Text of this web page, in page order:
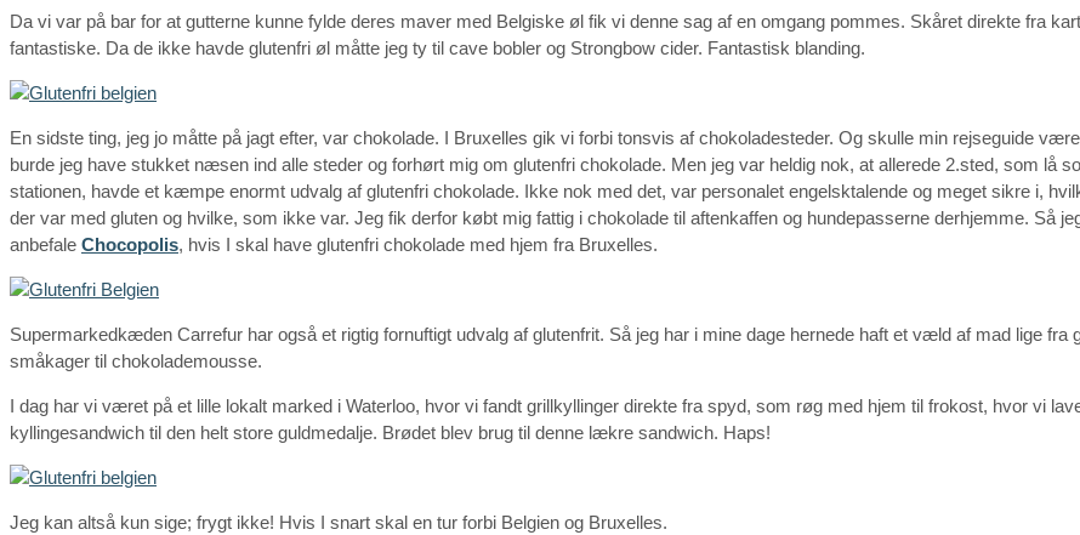
Da vi var på bar for at gutterne kunne fylde deres maver med Belgiske øl fik vi denne sag af en omgang pommes. Skåret direkte fra
fantastiske. Da de ikke havde glutenfri øl måtte jeg ty til cave bobler og Strongbow cider. Fantastisk blanding.
En sidste ting, jeg jo måtte på jagt efter, var chokolade. I Bruxelles gik vi forbi tonsvis af chokoladesteder. Og skulle min rejseguide
burde jeg have stukket næsen ind alle steder og forhørt mig om glutenfri chokolade. Men jeg var heldig nok, at allerede 2.sted, som lå
stationen, havde et kæmpe enormt udvalg af glutenfri chokolade. Ikke nok med det, var personalet engelsktalende og meget sikre i,
der var med gluten og hvilke, som ikke var. Jeg fik derfor købt mig fattig i chokolade til aftenkaffen og hundepasserne derhjemme. Så
anbefale Chocopolis, hvis I skal have glutenfri chokolade med hjem fra Bruxelles.
Supermarkedkæden Carrefur har også et rigtig fornuftigt udvalg af glutenfrit. Så jeg har i mine dage hernede haft et væld af mad lige fra
småkager til chokolademousse.
I dag har vi været på et lille lokalt marked i Waterloo, hvor vi fandt grillkyllinger direkte fra spyd, som røg med hjem til frokost, hvor vi
kyllingesandwich til den helt store guldmedalje. Brødet blev brug til denne lækre sandwich. Haps!
Jeg kan altså kun sige; frygt ikke! Hvis I snart skal en tur forbi Belgien og Bruxelles.